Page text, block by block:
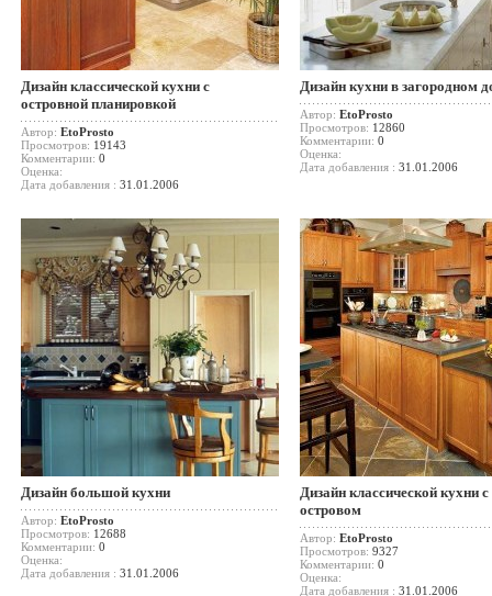
Дизайн классической кухни с
островной планировкой
Автор: EtoProsto
Просмотров: 19143
Комментарии: 0
Оценка:
Дата добавления : 31.01.2006
Дизайн кухни в загородном
Автор: EtoProsto
Просмотров: 12860
Комментарии: 0
Оценка:
Дата добавления : 31.01.2006
Дизайн большой кухни
Автор: EtoProsto
Просмотров: 12688
Комментарии: 0
Оценка:
Дата добавления : 31.01.2006
Дизайн классической кухни
островом
Автор: EtoProsto
Просмотров: 9327
Комментарии: 0
Оценка:
Дата добавления : 31.01.2006